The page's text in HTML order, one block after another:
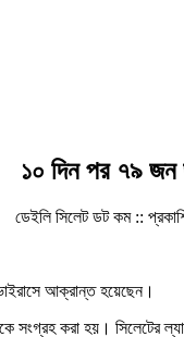
১০ দিন পর ৭৯ জন
ডেইলি সিলেট ডট কম ::
আক্রান্ত হয়েছেন।
করা হয়। সিলেটের